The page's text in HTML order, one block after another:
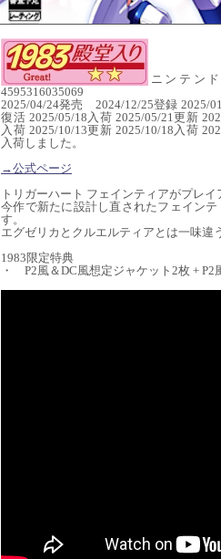
ニンテン
4595316035069
2025/04/24発売 2024/12/25登録 2025/
復活 2025/05/18入荷 2025/05/21更新
入荷 2025/10/13更新 2025/10/18入荷
入荷しました。
→公式ページ
トリガーハート フェインティアがプレ
今作で新たに設計し直されたフェイン
す。
エグゼリカとクルエルティアとは一味
1983限定特典
・ P2風＆DC風想定ジャケット2枚 + P2